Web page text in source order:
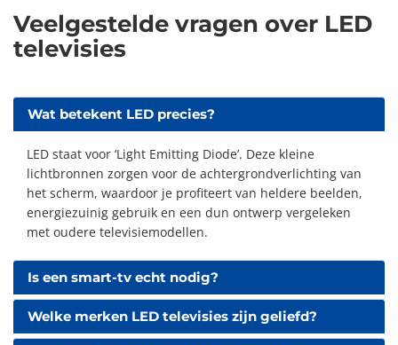
Veelgestelde vragen over LED
televisies
Wat betekent LED precies?
LED staat voor ‘Light Emitting Diode’. Deze kleine
lichtbronnen zorgen voor de achtergrondverlichting van
het scherm, waardoor je profiteert van heldere beelden,
energiezuinig gebruik en een dun ontwerp vergeleken
met oudere televisiemodellen.
Is een smart-tv echt nodig?
Welke merken LED televisies zijn geliefd?